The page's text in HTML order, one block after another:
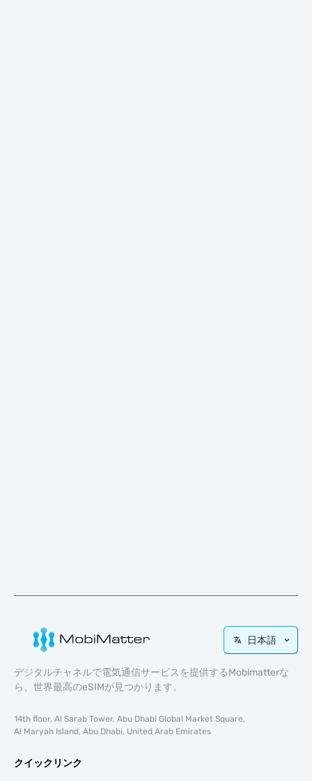
日本語
デジタルチャネルで電気通信サービスを提供するMobimatterな
ら、世界最高のeSIMが見つかります。
14th floor, Al Sarab Tower, Abu Dhabi Global Market Square,
Al Maryah Island, Abu Dhabi, United Arab Emirates
クイックリンク